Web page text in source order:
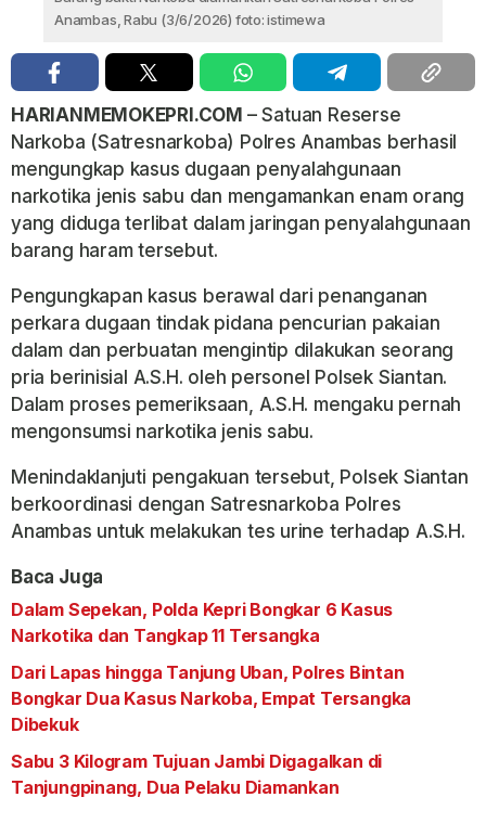
Anambas, Rabu (3/6/2026) foto: istimewa
HARIANMEMOKEPRI.COM – Satuan Reserse
Narkoba (Satresnarkoba) Polres Anambas berhasil
mengungkap kasus dugaan penyalahgunaan
narkotika jenis sabu dan mengamankan enam orang
yang diduga terlibat dalam jaringan penyalahgunaan
barang haram tersebut.
Pengungkapan kasus berawal dari penanganan
perkara dugaan tindak pidana pencurian pakaian
dalam dan perbuatan mengintip dilakukan seorang
pria berinisial A.S.H. oleh personel Polsek Siantan.
Dalam proses pemeriksaan, A.S.H. mengaku pernah
mengonsumsi narkotika jenis sabu.
Menindaklanjuti pengakuan tersebut, Polsek Siantan
berkoordinasi dengan Satresnarkoba Polres
Anambas untuk melakukan tes urine terhadap A.S.H.
Baca Juga
Dalam Sepekan, Polda Kepri Bongkar 6 Kasus
Narkotika dan Tangkap 11 Tersangka
Dari Lapas hingga Tanjung Uban, Polres Bintan
Bongkar Dua Kasus Narkoba, Empat Tersangka
Dibekuk
Sabu 3 Kilogram Tujuan Jambi Digagalkan di
Tanjungpinang, Dua Pelaku Diamankan